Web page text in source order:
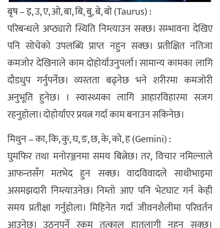
बृष – इ, उ, ए, ओ, बा, बि, बु, बे, बो (Taurus) :
परिबन्धले अप्ठ्यारो स्थिति निम्त्याउन सक्छ। सम्भावना देखिए
पनि सोचेको उपलब्धि प्राप्त नहुन सक्छ। प्रतीक्षित नतिजा
कमजोर देखिनाले काम दोहोर्याउनुपर्ला। सामान्य कामका लागि
दौडधुप गर्नुपर्नेछ। व्यस्तता बढ्नेछ भने शरीरमा कमजोरी
अनुभूति हुनेछ। । स्वास्थ्यका लागि आहारविहारमा सजग
रहनुहोला। दोहोर्याएर प्रयत्न गर्दा काम बनाउन सकिनेछ।
मिथुन – का, कि, कु, घ, ङ, छ, के, को, ह (Gemini) :
घुमफिर तथा मनोरञ्जनमा समय बित्नेछ। तर, विचार नमिल्नाले
आफन्तसँग मतभेद हुन सक्छ। वादविवादले साथीभाइमा
असमझदारी निम्त्याउनेछ। निम्तो आए पनि भेटघाट गर्न केही
समय प्रतीक्षा गर्नुहाेला। मिहिनेत गर्दा जीवनशैलीमा परिवर्तन